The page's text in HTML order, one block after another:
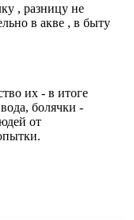
, разницу не
в акве , в быту
их - в итоге
болячки -
от